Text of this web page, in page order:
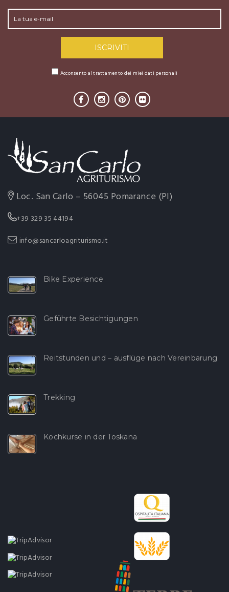
Acconsento al trattamento dei miei dati personali
Loc. San Carlo – 56045 Pomarance (PI)
+39 329 35 44194
info@sancarloagriturismo.it
Bike Experience
Geführte Besichtigungen
Reitstunden und – ausflüge nach Vereinbarung
Trekking
Kochkurse in der Toskana